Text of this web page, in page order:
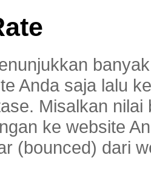
Anda saja lalu
Misalkan
ke website
(bounced) dari